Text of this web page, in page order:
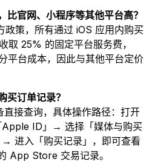
官网、小程序等其他平台高？
策，所有通过 iOS 应用内购买
取 25% 的固定平台服务费，
平台成本，因此与其他平台定价
买订单记录？
接查询，具体操作路径：打开
ID」→ 选择「媒体与购买
进入「购买记录」，即可查看
App Store 交易记录。